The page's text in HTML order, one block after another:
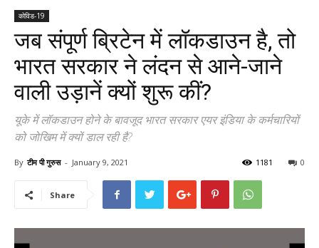
कोविड-19
जब संपूर्ण ब्रिटेन में लॉकडाउन है, तो
भारत सरकार ने लंदन से आने-जाने
वाली उड़ानें क्यों शुरू कीं?
यूके में लॉकडाउन होने के बावजूद भारत सरकार एयर इंडिया के कर्मचारियों
को जोखिम में क्यों डाल रही है?
By टीम पी गुरुस - January 9, 2021 0
1181
Share